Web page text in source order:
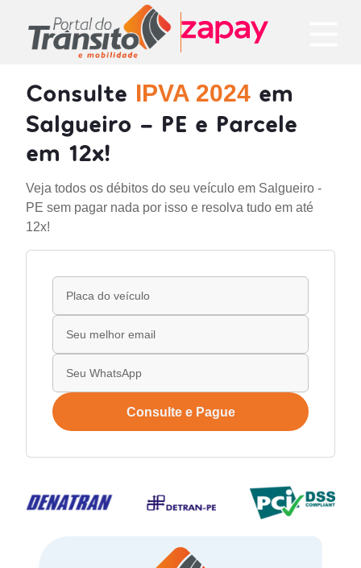
Consulte IPVA 2024 em
Salgueiro - PE e Parcele
em 12x!
Veja todos os débitos do seu veículo em Salgueiro -
PE sem pagar nada por isso e resolva tudo em até
12x!
Consulte e Pague